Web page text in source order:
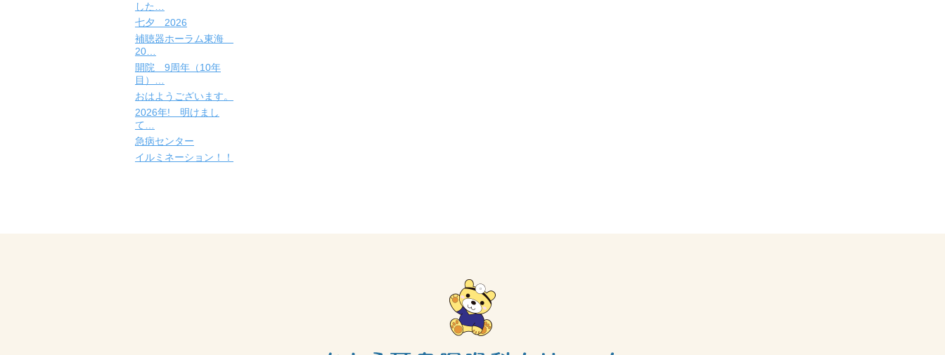
した…
七夕 2026
補聴器ホーラム東海
20…
開院 9周年（10年
目）…
おはようございます。
2026年! 明けまし
て…
急病センター
イルミネーション！！